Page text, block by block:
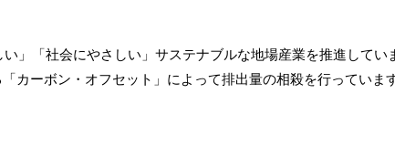
「社会にやさしい」サステナブルな地場産業を推進してい
カーボン・オフセット」によって排出量の相殺を行っています